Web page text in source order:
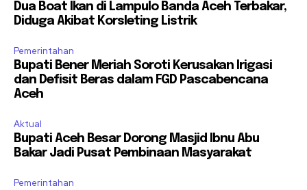
Dua Boat Ikan di Lampulo Banda Aceh Terbakar,
Diduga Akibat Korsleting Listrik
Pemerintahan
Bupati Bener Meriah Soroti Kerusakan Irigasi
dan Defisit Beras dalam FGD Pascabencana
Aceh
Aktual
Bupati Aceh Besar Dorong Masjid Ibnu Abu
Bakar Jadi Pusat Pembinaan Masyarakat
Pemerintahan